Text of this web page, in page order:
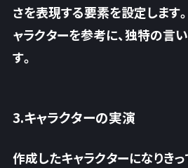
さを表現する要素を設定します
ャラクターを参考に、独特の言
す。
3.キャラクターの実演
作成したキャラクターになりき